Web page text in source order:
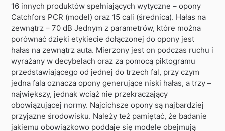
16 innych produktów spełniających wytyczne – opony
Catchfors PCR (model) oraz 15 cali (średnica). Hałas na
zewnątrz – 70 dB Jednym z parametrów, które można
porównać dzięki etykiecie dołączonej do opony jest
hałas na zewnątrz auta. Mierzony jest on podczas ruchu i
wyrażany w decybelach oraz za pomocą piktogramu
przedstawiającego od jednej do trzech fal, przy czym
jedna fala oznacza opony generujące niski hałas, a trzy –
największy, jednak wciąż nie przekraczający
obowiązującej normy. Najcichsze opony są najbardziej
przyjazne środowisku. Należy też pamiętać, że badanie
jakiemu obowiązkowo poddaje się modele obejmują